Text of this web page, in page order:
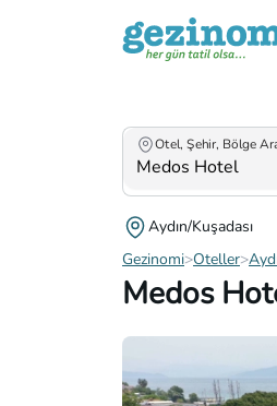
Otel, Şehir, Bölge
Aydın/Kuşadası
Gezinomi>Oteller>
Medos